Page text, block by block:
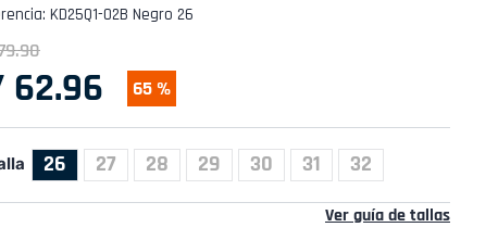
: KD25Q1-02B Negro 26
.90
62.96 65 %
26 27 28 29 30 31 32
Ver guía de tallas